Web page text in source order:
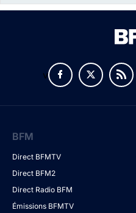
v
BFM
Direct BFMTV
Direct BFM2
Direct Radio BFM
Émissions BFMTV